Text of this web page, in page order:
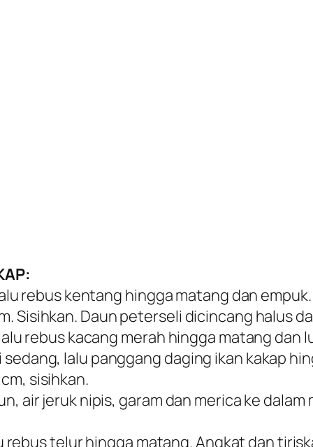
rebus kentang hingga matang dan
Sisihkan. Daun peterseli dicincang halus
rebus kacang merah hingga matang dan
lalu panggang daging ikan kakap
sisihkan.
air jeruk nipis, garam dan merica ke
rebus telur hingga matang. Angkat dan